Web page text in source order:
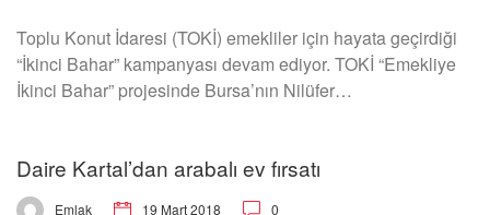
Toplu Konut İdaresi (TOKİ) emekliler için hayata geçirdiği
“İkinci Bahar” kampanyası devam ediyor. TOKİ “Emekliye
İkinci Bahar” projesinde Bursa’nın Nilüfer…
Daire Kartal’dan arabalı ev fırsatı
Emlak 19 Mart 2018 0